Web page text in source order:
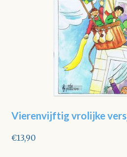
Vierenvijftig vrolijke
€13,90